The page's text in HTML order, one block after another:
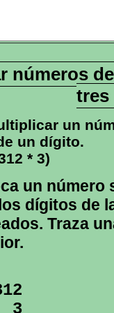
números
un
un dígito.
* 3)
un número
dígitos de
Traza
3